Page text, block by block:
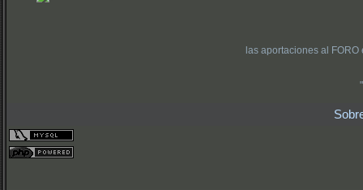
las aportaciones al